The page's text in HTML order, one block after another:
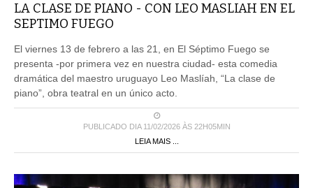
LA CLASE DE PIANO - CON LEO MASLIAH EN EL
SEPTIMO FUEGO
El viernes 13 de febrero a las 21, en El Séptimo Fuego se
presenta -por primera vez en nuestra ciudad- esta comedia
dramática del maestro uruguayo Leo Maslíah, “La clase de
piano”, obra teatral en un único acto.
PUBLICADO DIA 11/02/2026 ÀS 22H05MIN
LEIA MAIS ...